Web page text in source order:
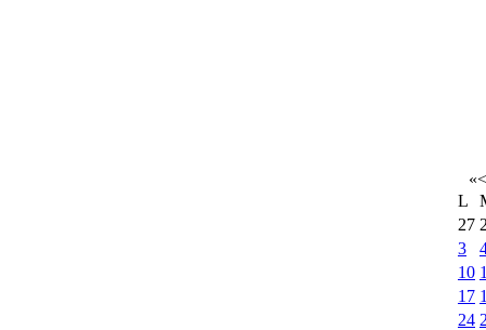
«<
L
27
3
10
17
24